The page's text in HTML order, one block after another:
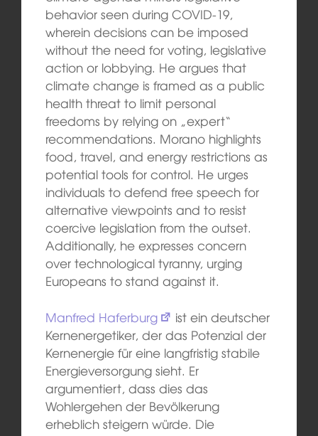
behavior seen during COVID-19,
wherein decisions can be imposed
without the need for voting, legislative
action or lobbying. He argues that
climate change is framed as a public
health threat to limit personal
freedoms by relying on „expert“
recommendations. Morano highlights
food, travel, and energy restrictions as
potential tools for control. He urges
individuals to defend free speech for
alternative viewpoints and to resist
coercive legislation from the outset.
Additionally, he expresses concern
over technological tyranny, urging
Europeans to stand against it.
Manfred Haferburg
ist ein deutscher
Kernenergetiker, der das Potenzial der
Kernenergie für eine langfristig stabile
Energieversorgung sieht. Er
argumentiert, dass dies das
Wohlergehen der Bevölkerung
erheblich steigern würde. Die